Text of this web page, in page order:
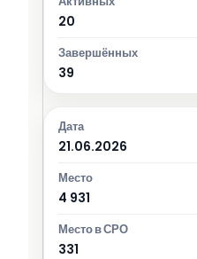
20
39
21.06.2026
4 931
331